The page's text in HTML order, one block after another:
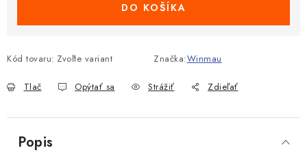
DO KOŠÍKA
Kód tovaru: Zvoľte variant Značka:Winmau
Tlač Opýtať sa Strážiť Zdieľať
Popis